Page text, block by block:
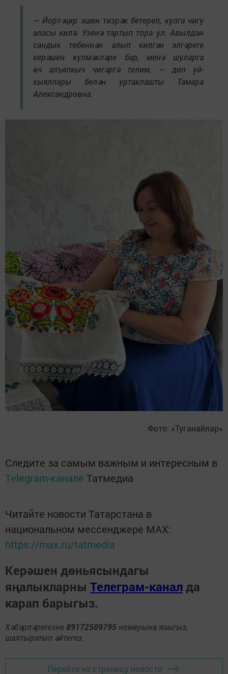
— Йорт-җир эшен тизрәк бетереп, кулга чигү
аласы килә. Үзенә тартып тора ул. Авылдан
сандык төбеннән алып килгән элгәреге
керәшен күлмәкләре бар, менә шуларга
өч алъяпкыч чигәргә телим, — дип уй-
хыяллары белән уртаклашты Тамара
Александровна.
Фото: «Туганайлар»
Следите за самым важным и интересным в
Telegram-канале Татмедиа
Читайте новости Татарстана в
национальном мессенджере MАХ:
https://max.ru/tatmedia
Керәшен дөньясындагы
яңалыкларны Телеграм-канал да
карап барыгыз.
Хәбәрләрегезне 89172509795 номерына языгыз,
шалтыратып әйтегез.
Перейти на страницу новости